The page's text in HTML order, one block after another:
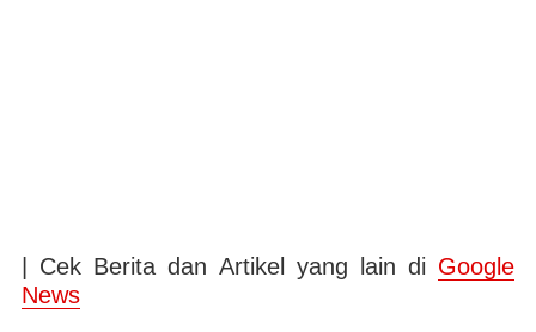
| Cek Berita dan Artikel yang lain di Google
News